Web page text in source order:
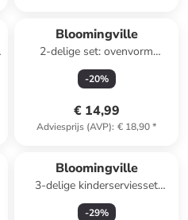
Bloomingville
2-delige set: ovenvorm
"Thanos" beige - (H)8 cm
-20%
€ 14,99
Adviesprijs (AVP): € 18,90*
Bloomingville
3-delige kinderserviesset
"Jesse" wit/oranje
-29%